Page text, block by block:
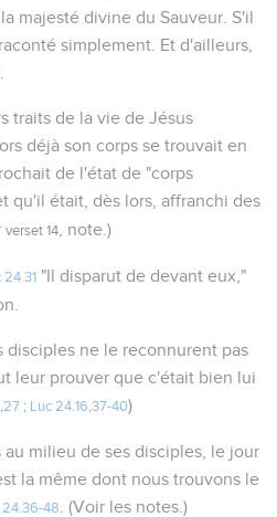
majesté divine du Sauveur. S'il
simplement. Et d'ailleurs,
traits de la vie de Jésus
déjà son corps se trouvait en
de l'état de "corps
qu'il était, dès lors, affranchi des
verset 14 , note.)
24.31 "Il disparut de devant eux,"
disciples ne le reconnurent pas
leur prouver que c'était bien lui
27 ; Luc 24.16 37-40)
milieu de ses disciples, le jour
la même dont nous trouvons le
24.36-48 . (Voir les notes.)